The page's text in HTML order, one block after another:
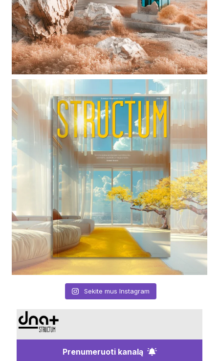
Sekite mus Instagram
Prenumeruoti kanalą